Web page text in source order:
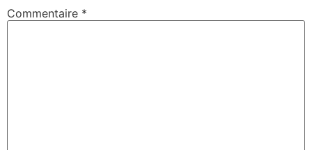
Commentaire *